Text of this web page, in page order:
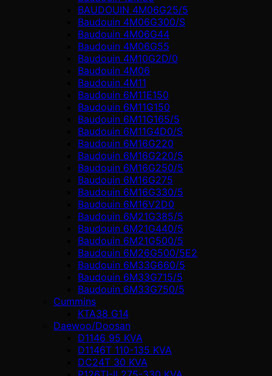
BAUDOUIN 4M06G25/5
Baudouin 4M06G300/S
Baudouin 4M06G44
Baudouin 4M06G55
Baudouin 4M10G2D/0
Baudouin 4М06
Baudouin 4М11
Baudouin 6M11E150
Baudouin 6M11G150
Baudouin 6M11G165/5
Baudouin 6M11G4D0/S
Baudouin 6M16G220
Baudouin 6M16G220/5
Baudouin 6M16G250/5
Baudouin 6M16G275
Baudouin 6M16G330/5
Baudouin 6M16V2D0
Baudouin 6M21G385/5
Baudouin 6M21G440/5
Baudouin 6M21G500/5
Baudouin 6M26G500/5E2
Baudouin 6M33G660/5
Baudouin 6M33G715/5
Baudouin 6M33G750/5
Cummins
KTA38 G14
Daewoo/Doosan
D1146 95 KVA
D1146T 110-135 KVA
DC24T 30 KVA